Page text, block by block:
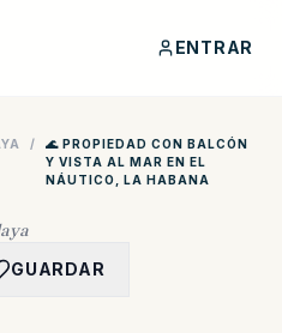
ENTRAR
/
🌊 PROPIEDAD CON BALCÓN
Y VISTA AL MAR EN EL
NÁUTICO, LA HABANA
GUARDAR